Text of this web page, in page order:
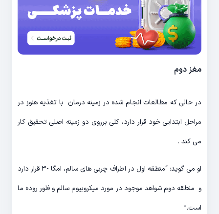
مغز دوم
در حالی که مطالعات انجام شده در زمینه درمان با تغذیه هنوز در
مراحل ابتدایی خود قرار دارد، کلی برروی دو زمینه اصلی تحقیق کار
می کند .
او می گوید: “منطقه اول در اطراف چربی های سالم، امگا -3 قرار دارد
و منطقه دوم شواهد موجود در مورد میکروبیوم سالم و فلور روده ما
است.”